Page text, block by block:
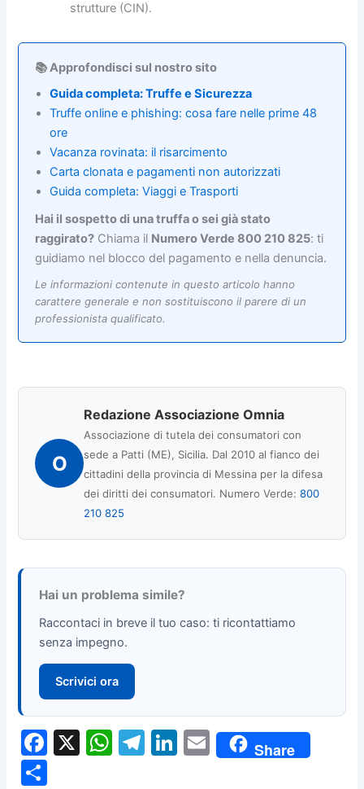
strutture (CIN).
📚 Approfondisci sul nostro sito
Guida completa: Truffe e Sicurezza
Truffe online e phishing: cosa fare nelle prime 48
ore
Vacanza rovinata: il risarcimento
Carta clonata e pagamenti non autorizzati
Guida completa: Viaggi e Trasporti
Hai il sospetto di una truffa o sei già stato
raggirato? Chiama il Numero Verde 800 210 825: ti
guidiamo nel blocco del pagamento e nella denuncia.
Le informazioni contenute in questo articolo hanno
carattere generale e non sostituiscono il parere di un
professionista qualificato.
O
Redazione Associazione Omnia
Associazione di tutela dei consumatori con
sede a Patti (ME), Sicilia. Dal 2010 al fianco dei
cittadini della provincia di Messina per la difesa
dei diritti dei consumatori. Numero Verde:800
210 825
Hai un problema simile?
Raccontaci in breve il tuo caso: ti ricontattiamo
senza impegno.
Scrivici ora
F
X
W T
Li E
m
Share